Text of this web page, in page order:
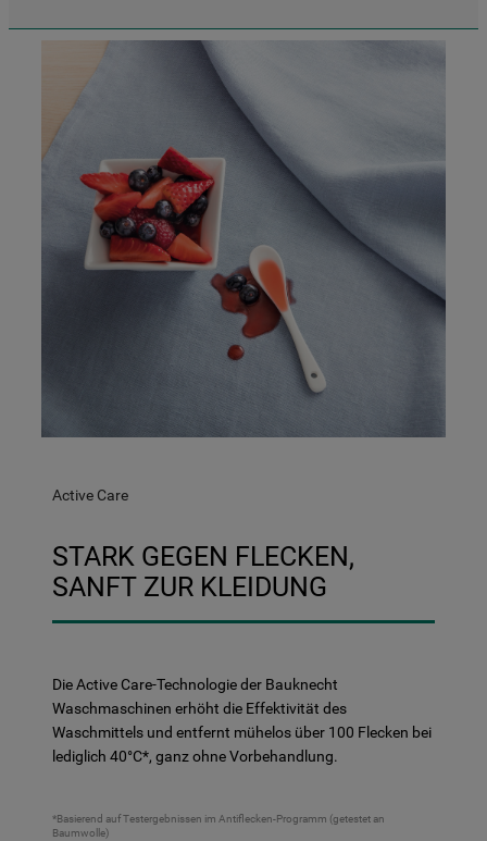
Active Care
STARK GEGEN FLECKEN,
SANFT ZUR KLEIDUNG
Die Active Care-Technologie der Bauknecht
Waschmaschinen erhöht die Effektivität des
Waschmittels und entfernt mühelos über 100 Flecken bei
lediglich 40°C*, ganz ohne Vorbehandlung.
*Basierend auf Testergebnissen im Antiflecken-Programm (getestet an
Baumwolle)